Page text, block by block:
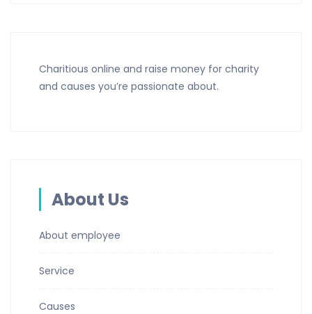
Charitious online and raise money for charity
and causes you’re passionate about.
About Us
About employee
Service
Causes